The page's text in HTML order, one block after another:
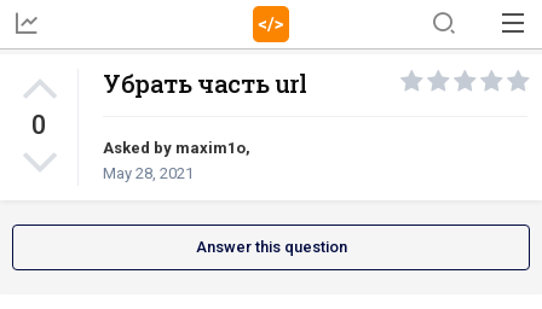
0
Убрать часть url
Asked by maxim1o,
May 28, 2021
Answer this question